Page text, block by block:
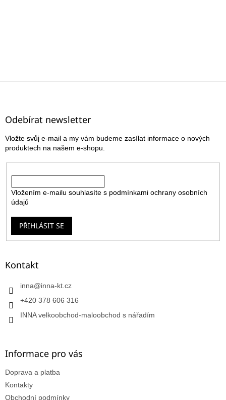
Z
Odebírat newsletter
Vložte svůj e-mail a my vám budeme zasílat informace o nových
produktech na našem e-shopu.
Vložením e-mailu souhlasíte s podmínkami ochrany osobních
údajů
PŘIHLÁSIT SE
Kontakt
inna@inna-kt.cz
+420 378 606 316
INNA velkoobchod-maloobchod s nářadím
Informace pro vás
Doprava a platba
Kontakty
Obchodní podmínky